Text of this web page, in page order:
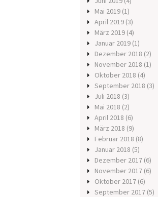
Mai 2019 (1)
April 2019 (3)
März 2019 (4)
Januar 2019 (1)
Dezember 2018 (2)
November 2018 (1)
Oktober 2018 (4)
September 2018 (3)
Juli 2018 (3)
Mai 2018 (2)
April 2018 (6)
März 2018 (9)
Februar 2018 (8)
Januar 2018 (5)
Dezember 2017 (6)
November 2017 (6)
Oktober 2017 (6)
September 2017 (5)